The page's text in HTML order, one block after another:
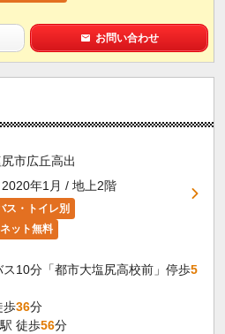
お問い合わせ
市広丘高出
年1月 / 地上2階
ス・トイレ別
ット無料
10分「都市大塩尻高校前」停歩5
歩36分
徒歩56分